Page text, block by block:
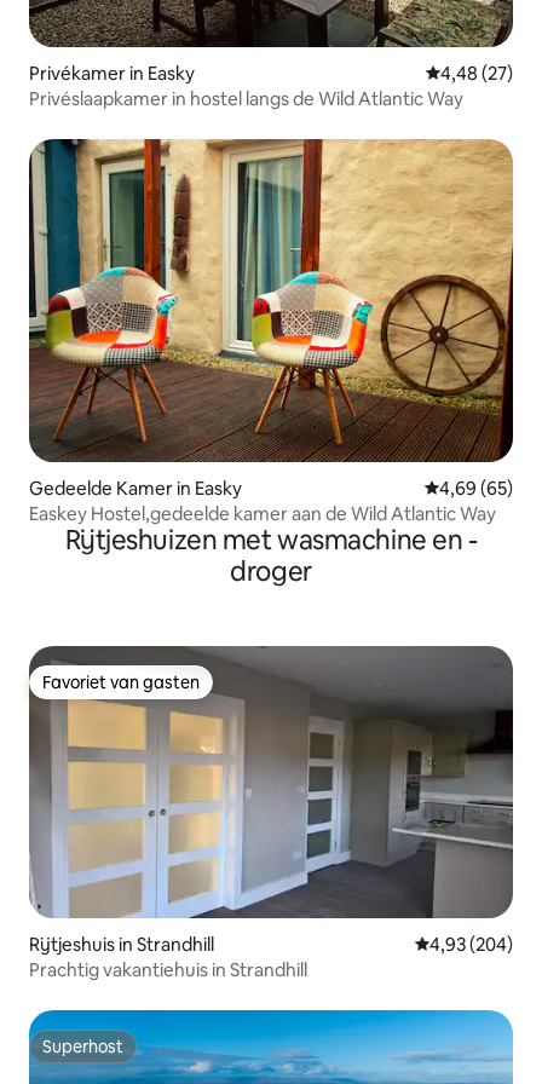
Privékamer in Easky Gemiddelde
4,48 (27)
Privéslaapkamer in hostel langs de Wild Atlantic Way
Gedeelde Kamer in Easky Gemiddelde
4,69 (65)
Easkey Hostel,gedeelde kamer aan de Wild Atlantic Way
Rijtjeshuizen met wasmachine en -
droger
Favoriet van gasten
Favoriet van gasten
Rijtjeshuis in Strandhill Gemiddelde
4,93 (204)
Prachtig vakantiehuis in Strandhill
Superhost
Superhost